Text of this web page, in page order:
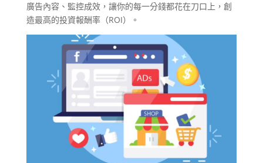
廣告內容、監控成效，讓你的每一分錢都花在刀口上，創
造最高的投資報酬率（ROI）。